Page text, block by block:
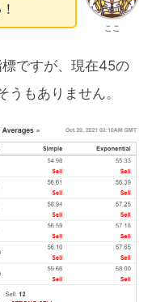
ここ
ですが、現在45の
もありません。